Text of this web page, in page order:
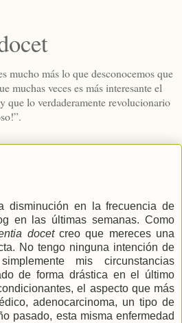
mucho más lo que desconocemos que
muchas veces es más interesante el
que lo verdaderamente revolucionario
disminución en la frecuencia de
en las últimas semanas. Como
docetcreo que mereces una
No tengo ninguna intención de
mis circunstancias
de forma drástica en el último
el aspecto que más
adenocarcinoma, un tipo de
pasado, esta misma enfermedad